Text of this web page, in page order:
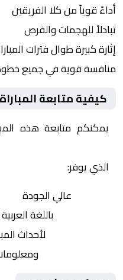
أداءً قوياً من كلا الفريقين
تبادلاً للهجمات والفرص
إثارة كبيرة طوال فترات
منافسة قوية في جميع
كيفية متابعة المباراة
يمكنكم متابعة هذه
الذي يوفر:
عالي الجودة
باللغة العربية
لأحداث